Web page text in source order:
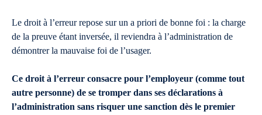
Le droit à l’erreur repose sur un a priori de bonne foi : la charge
de la preuve étant inversée, il reviendra à l’administration de
démontrer la mauvaise foi de l’usager.
Ce droit à l’erreur consacre pour l’employeur (comme tout
autre personne) de se tromper dans ses déclarations à
l’administration sans risquer une sanction dès le premier